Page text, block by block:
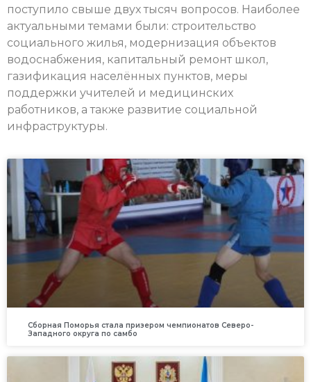
поступило свыше двух тысяч вопросов. Наиболее
актуальными темами были: строительство
социального жилья, модернизация объектов
водоснабжения, капитальный ремонт школ,
газификация населённых пунктов, меры
поддержки учителей и медицинских
работников, а также развитие социальной
инфраструктуры.
Сборная Поморья стала призером чемпионатов Северо-
Западного округа по самбо